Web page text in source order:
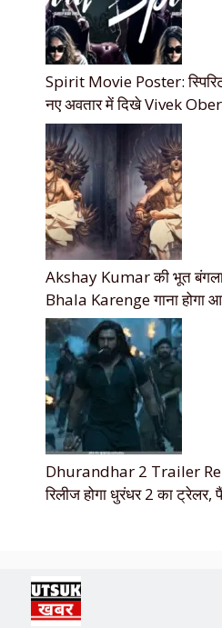
Spirit Movie Poster:
नए अवतार में दिखे Vivek
Akshay Kumar की भूत
Bhala Karenge गाना होगा
Dhurandhar 2 Trailer
रिलीज होगा धुरंधर 2 का